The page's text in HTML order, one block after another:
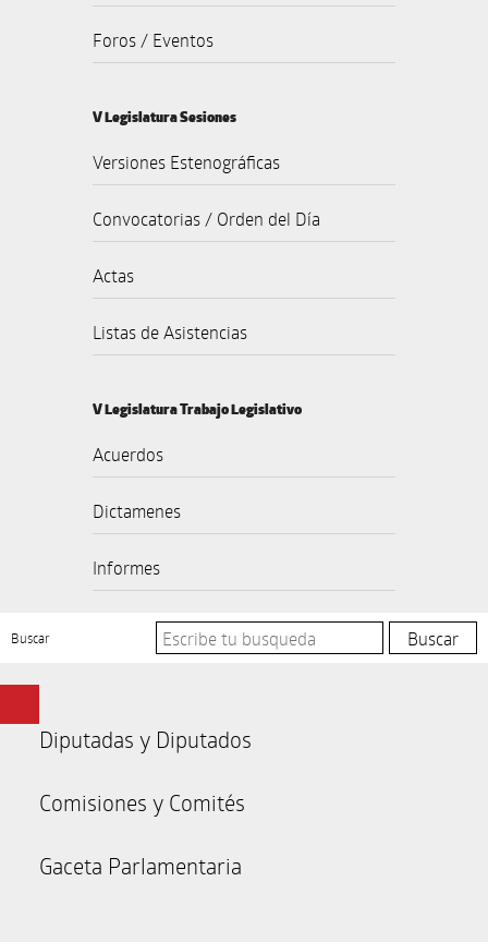
Foros / Eventos
V Legislatura Sesiones
Versiones Estenográficas
Convocatorias / Orden del Día
Actas
Listas de Asistencias
V Legislatura Trabajo Legislativo
Acuerdos
Dictamenes
Informes
Buscar
Diputadas y Diputados
Comisiones y Comités
Gaceta Parlamentaria